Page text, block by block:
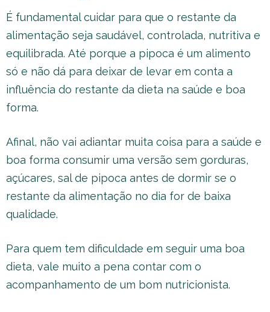
É fundamental cuidar para que o restante da
alimentação seja saudável, controlada, nutritiva e
equilibrada. Até porque a pipoca é um alimento
só e não dá para deixar de levar em conta a
influência do restante da dieta na saúde e boa
forma.
Afinal, não vai adiantar muita coisa para a saúde e
boa forma consumir uma versão sem gorduras,
açúcares, sal de pipoca antes de dormir se o
restante da alimentação no dia for de baixa
qualidade.
Para quem tem dificuldade em seguir uma boa
dieta, vale muito a pena contar com o
acompanhamento de um bom nutricionista.